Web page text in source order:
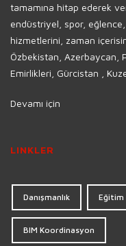
tamamına hitap ederek
endüstriyel, spor,
hizmetlerini, zaman
Özbekistan, Azerbaycan,
Emirlikleri, Gürcistan ,
Devamı için
LINKLER
Danışmanlık Eğitim
BIM Koordinasyon